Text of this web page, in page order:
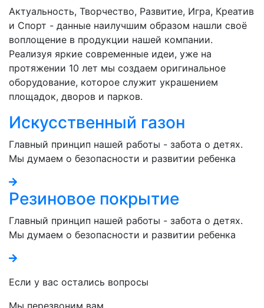
Актуальность, Творчество, Развитие, Игра, Креатив
и Спорт - данные наилучшим образом нашли своё
воплощение в продукции нашей компании.
Реализуя яркие современные идеи, уже на
протяжении 10 лет мы создаем оригинальное
оборудование, которое служит украшением
площадок, дворов и парков.
Искусственный газон
Главный принцип нашей работы - забота о детях.
Мы думаем о безопасности и развитии ребенка
Резиновое покрытие
Главный принцип нашей работы - забота о детях.
Мы думаем о безопасности и развитии ребенка
Если у вас остались вопросы
Мы перезвоним вам